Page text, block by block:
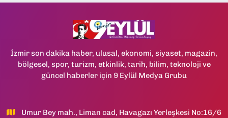
İzmir son dakika haber, ulusal, ekonomi, siyaset, magazin,
bölgesel, spor, turizm, etkinlik, tarih, bilim, teknoloji ve
güncel haberler için 9 Eylül Medya Grubu
Umur Bey mah., Liman cad, Havagazı Yerleşkesi No:16/6